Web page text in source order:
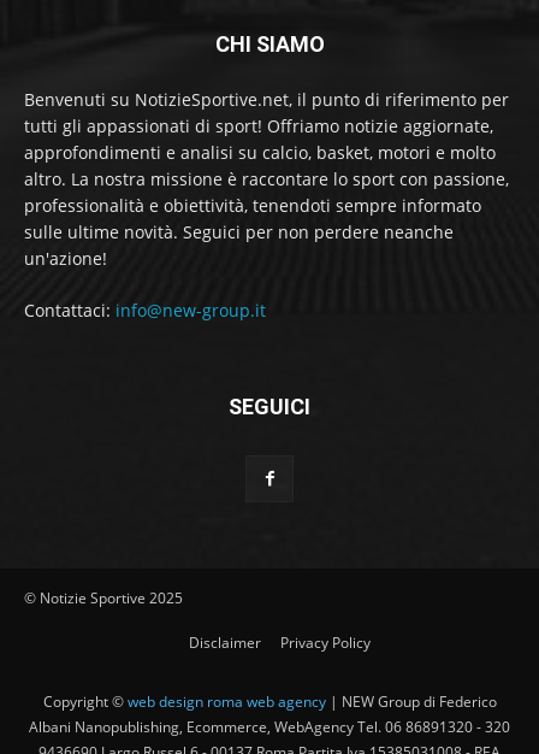
CHI SIAMO
Benvenuti su NotizieSportive.net, il punto di riferimento per
tutti gli appassionati di sport! Offriamo notizie aggiornate,
approfondimenti e analisi su calcio, basket, motori e molto
altro. La nostra missione è raccontare lo sport con passione,
professionalità e obiettività, tenendoti sempre informato
sulle ultime novità. Seguici per non perdere neanche
un'azione!
Contattaci: info@new-group.it
SEGUICI
© Notizie Sportive 2025
Disclaimer Privacy Policy
Copyright ©web design roma web agency| NEW Group di Federico
Albani Nanopublishing, Ecommerce, WebAgency Tel. 06 86891320 - 320